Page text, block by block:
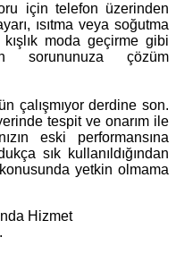
için telefon üzerinden
ısıtma veya soğutma
moda geçirme gibi
sorununuza çözüm
çalışmıyor derdine son.
tespit ve onarım ile
eski performansına
sık kullanıldığından
yetkin olmama
Hizmet